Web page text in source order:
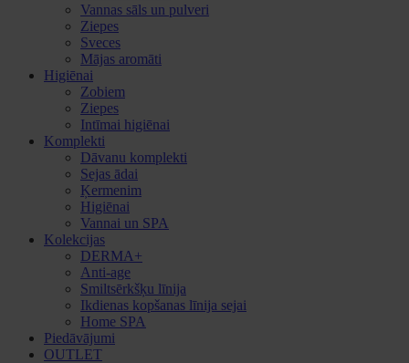
Vannas sāls un pulveri
Ziepes
Sveces
Mājas aromāti
Higiēnai
Zobiem
Ziepes
Intīmai higiēnai
Komplekti
Dāvanu komplekti
Sejas ādai
Ķermenim
Higiēnai
Vannai un SPA
Kolekcijas
DERMA+
Anti-age
Smiltsērkšķu līnija
Ikdienas kopšanas līnija sejai
Home SPA
Piedāvājumi
OUTLET